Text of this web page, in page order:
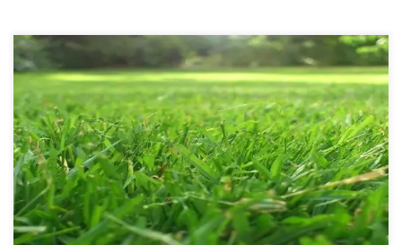
¿Cómo Limpiarlas? Cuando aparecen manchas de aceite
en el césped, ya sean jardines, prados o campos de golf,
es importante actuar con rapidez y eficacia para intentar
minimizar el daño. […]